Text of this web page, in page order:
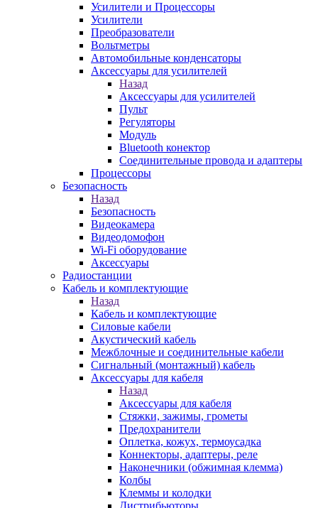
Усилители и Процессоры
Усилители
Преобразователи
Вольтметры
Автомобильные конденсаторы
Аксессуары для усилителей
Назад
Аксессуары для усилителей
Пульт
Регуляторы
Модуль
Bluetooth конектор
Соединительные провода и адаптеры
Процессоры
Безопасность
Назад
Безопасность
Видеокамера
Видеодомофон
Wi-Fi оборудование
Аксессуары
Радиостанции
Кабель и комплектующие
Назад
Кабель и комплектующие
Силовые кабели
Акустический кабель
Межблочные и соединительные кабели
Сигнальный (монтажный) кабель
Аксессуары для кабеля
Назад
Аксессуары для кабеля
Стяжки, зажимы, грометы
Предохранители
Оплетка, кожух, термоусадка
Коннекторы, адаптеры, реле
Наконечники (обжимная клемма)
Колбы
Клеммы и колодки
Дистрибьюторы